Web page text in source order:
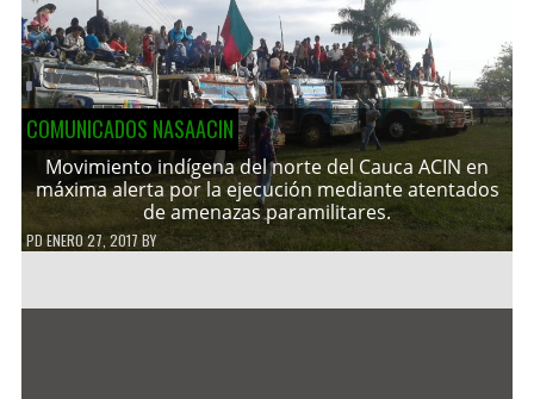
COMUNICADOS NASAACIN
Movimiento indígena del norte del Cauca ACIN en
máxima alerta por la ejecución mediante atentados
de amenazas paramilitares.
PDENERO 27, 2017 BY